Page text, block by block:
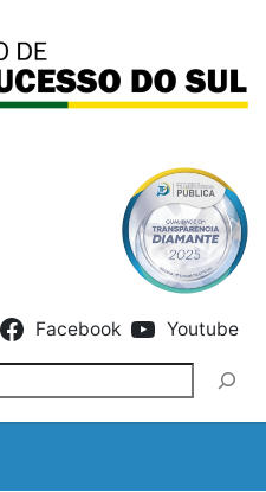
Facebook Youtube